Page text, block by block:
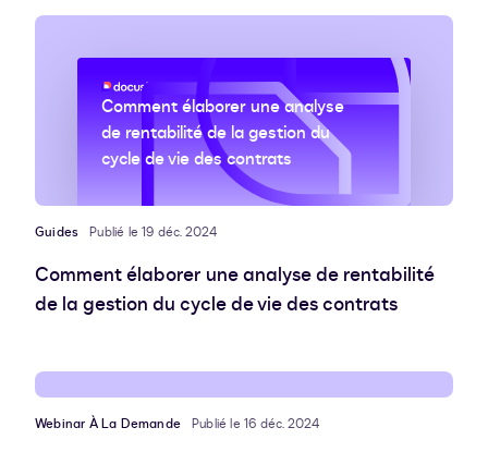
Comment élaborer une analyse
de rentabilité de la gestion du
cycle de vie des contrats
Guides Publié le 19 déc. 2024
Comment élaborer une analyse de rentabilité
de la gestion du cycle de vie des contrats
Webinar À La Demande Publié le 16 déc. 2024